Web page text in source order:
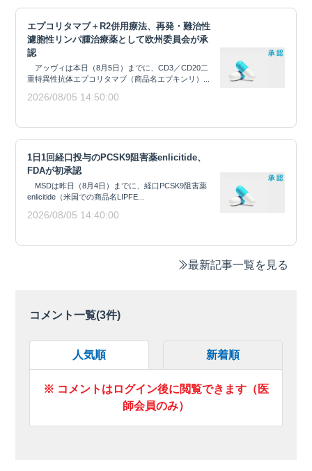
エプコリタマブ＋R2併用療法、再発・難治性
濾胞性リンパ腫治療薬として欧州委員会が承
認
アッヴィは本日（8月5日）までに、CD3／CD20二
重特異性抗体エプコリタマブ（商品名エプキンリ）...
2026/08/05 14:50:00
1日1回経口投与のPCSK9阻害薬enlicitide、
FDAが初承認
MSDは昨日（8月4日）までに、経口PCSK9阻害薬
enlicitide（米国での商品名LIPFE...
2026/08/05 14:40:00
最新記事一覧を見る
コメント一覧(3件)
人気順 新着順
※ コメントはログイン後に閲覧できます（医
師会員のみ）